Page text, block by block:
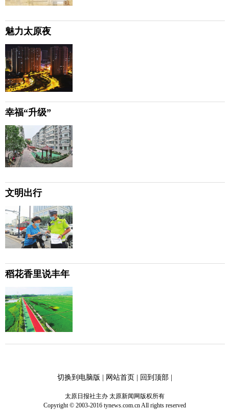
魅力太原夜
幸福“升级”
文明出行
稻花香里说丰年
切换到电脑版 网站首页 回到顶部|
太原日报社主办 太原新闻网版权所有
Copyright © 2003-2016 tynews.com.cn All rights reserved